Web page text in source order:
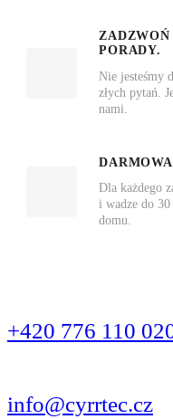
PORADY.
Nie jesteśmy
złych pytań.
nami.
Dla każdego
i wadze do 30
domu.
+420 776 110
info@cyrrtec.cz